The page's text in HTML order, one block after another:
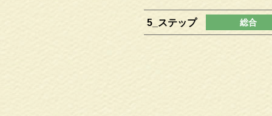
5_ステップ